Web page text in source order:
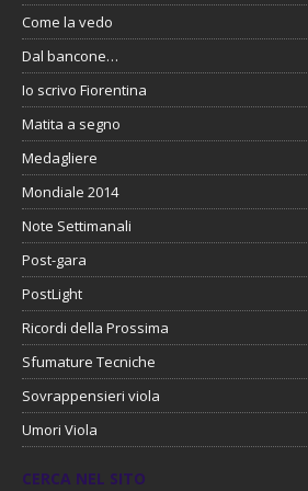
Come la vedo
Dal bancone…
Io scrivo Fiorentina
Matita a segno
Medagliere
Mondiale 2014
Note Settimanali
Post-gara
PostLight
Ricordi della Prossima
Sfumature Tecniche
Sovrappensieri viola
Umori Viola
CERCA NEL SITO